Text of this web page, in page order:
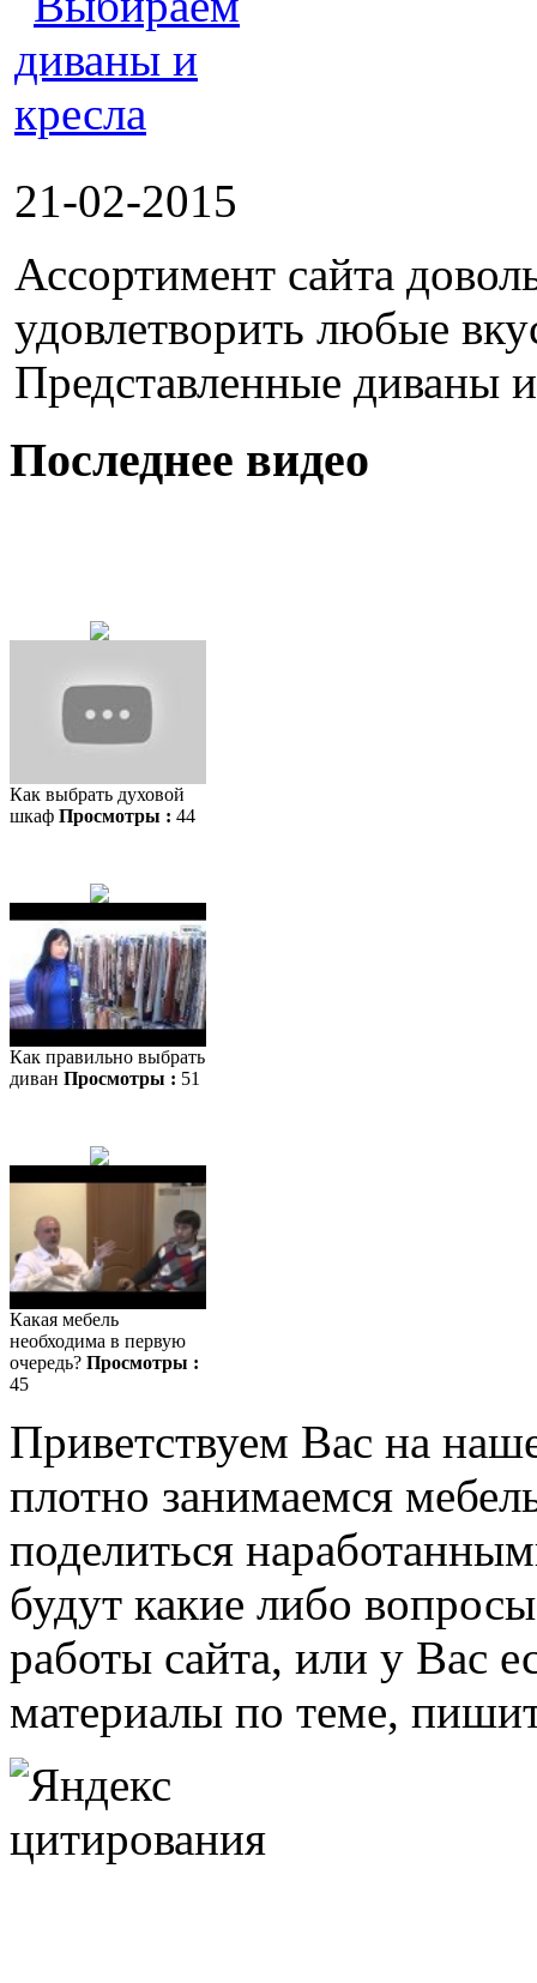
21-02-2015
Ассортимент сайта
удовлетворить любые
Представленные диваны
Последнее видео
Как выбрать духовой
шкаф Просмотры : 44
Как правильно выбрать
диван Просмотры : 51
Какая мебель
необходима в первую
очередь? Просмотры :
45
Приветствуем Вас на
плотно занимаемся
поделиться
будут какие либо
работы сайта, или у Вас
материалы по теме,